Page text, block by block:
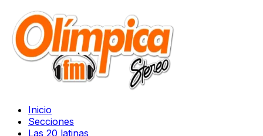
Inicio
Secciones
Las 20 latinas